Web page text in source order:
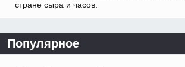
стране сыра и часов.
Популярное